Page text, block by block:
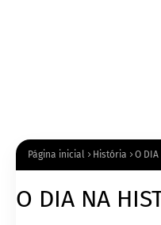
Página inicial História O DIA
O DIA NA